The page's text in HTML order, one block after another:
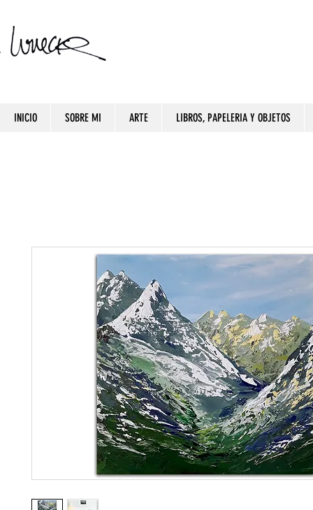
INICIO SOBRE MI ARTE LIBROS, PAPELERIA Y OBJETOS